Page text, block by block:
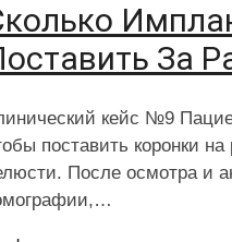
За
кейс №9
поставить коронки
После осмотра и